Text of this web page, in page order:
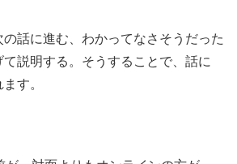
話に進む、わかってなさそうだった
説明する。そうすることで、話に
す。